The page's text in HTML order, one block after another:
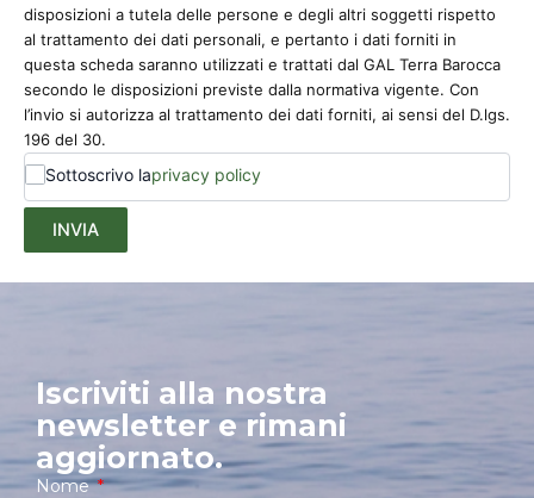
disposizioni a tutela delle persone e degli altri soggetti rispetto
al trattamento dei dati personali, e pertanto i dati forniti in
questa scheda saranno utilizzati e trattati dal GAL Terra Barocca
secondo le disposizioni previste dalla normativa vigente. Con
l’invio si autorizza al trattamento dei dati forniti, ai sensi del D.lgs.
196 del 30.
Sottoscrivo laprivacy policy
INVIA
Iscriviti alla nostra
newsletter e rimani
aggiornato.
Nome